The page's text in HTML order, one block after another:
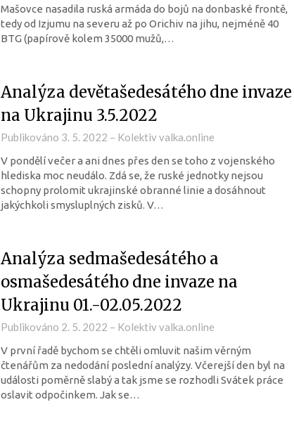
Mašovce nasadila ruská armáda do bojů na donbaské frontě,
tedy od Izjumu na severu až po Orichiv na jihu, nejméně 40
BTG (papírově kolem 35000 mužů,…
Analýza devětašedesátého dne invaze
na Ukrajinu 3.5.2022
Publikováno 3. 5. 2022 – Kolektiv valka.online
V pondělí večer a ani dnes přes den se toho z vojenského
hlediska moc neudálo. Zdá se, že ruské jednotky nejsou
schopny prolomit ukrajinské obranné linie a dosáhnout
jakýchkoli smysluplných zisků. V…
Analýza sedmašedesátého a
osmašedesátého dne invaze na
Ukrajinu 01.-02.05.2022
Publikováno 2. 5. 2022 – Kolektiv valka.online
V první řadě bychom se chtěli omluvit našim věrným
čtenářům za nedodání poslední analýzy. Včerejší den byl na
události poměrně slabý a tak jsme se rozhodli Svátek práce
oslavit odpočinkem. Jak se…